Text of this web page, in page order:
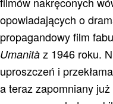
opowiadających o
propagandowy film
Umanità z 1946 roku.
uproszczeń i
a teraz zapomniany